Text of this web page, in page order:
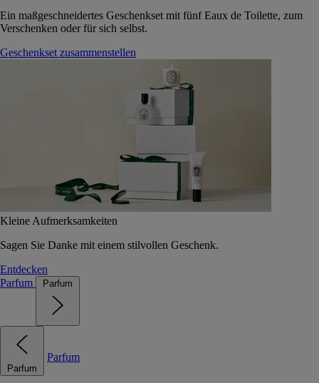
Ein maßgeschneidertes Geschenkset mit fünf Eaux de Toilette, zum
Verschenken oder für sich selbst.
Geschenkset zusammenstellen
Kleine Aufmerksamkeiten
Sagen Sie Danke mit einem stilvollen Geschenk.
Entdecken
Parfum
Parfum
Parfum
Parfum